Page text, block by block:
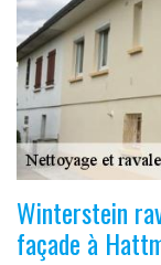
Winterstein
façade à